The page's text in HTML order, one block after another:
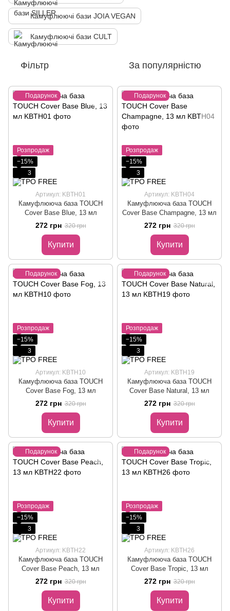
Камуфлюючі бази JOIA VEGAN
Камуфлюючі бази CULT
Фільтр За популярністю
Подарунок
Розпродаж
−15%
3
Артикул: KBTH01
Камуфлююча база TOUCH
Cover Base Blue, 13 мл
272 грн 320 грн
Купити
Подарунок
Розпродаж
−15%
3
Артикул: KBTH04
Камуфлююча база TOUCH
Cover Base Champagne, 13 мл
272 грн 320 грн
Купити
Подарунок
Розпродаж
−15%
3
Артикул: KBTH10
Камуфлююча база TOUCH
Cover Base Fog, 13 мл
272 грн 320 грн
Купити
Подарунок
Розпродаж
−15%
3
Артикул: KBTH19
Камуфлююча база TOUCH
Cover Base Natural, 13 мл
272 грн 320 грн
Купити
Подарунок
Розпродаж
−15%
3
Артикул: KBTH22
Камуфлююча база TOUCH
Cover Base Peach, 13 мл
272 грн 320 грн
Купити
Подарунок
Розпродаж
−15%
3
Артикул: KBTH26
Камуфлююча база TOUCH
Cover Base Tropic, 13 мл
272 грн 320 грн
Купити